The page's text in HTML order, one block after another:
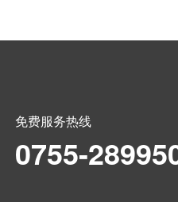
免费服务热线
0755-